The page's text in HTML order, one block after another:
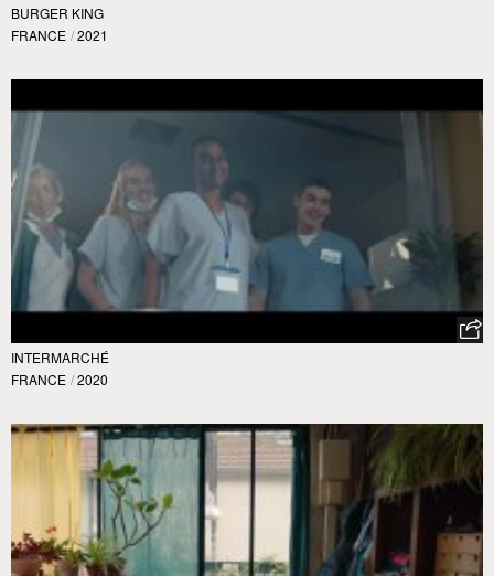
BURGER KING
FRANCE / 2021
INTERMARCHÉ
FRANCE / 2020